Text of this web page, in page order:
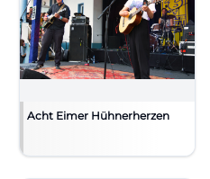
Acht Eimer Hühnerherzen